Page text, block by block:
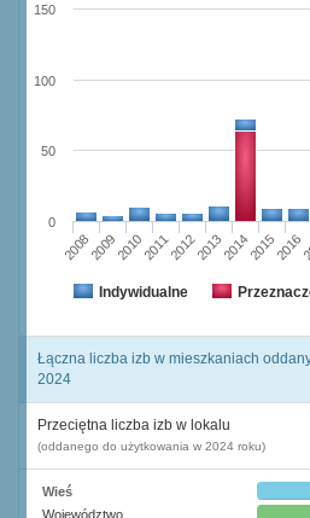
Indywidualne
200820092010201120122013201420152016
0
50
100
150
Łączna liczba izb w mieszkaniach
2024
Przeciętna liczba izb w lokalu
(oddanego do użytkowania w 2024 roku)
Wieś
Województwo